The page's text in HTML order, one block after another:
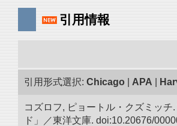
引用情報
引用形式選択: Chicago APA
コズロフ, ピョートル・クズミッ
ド」／東洋文庫. doi:10.20676/